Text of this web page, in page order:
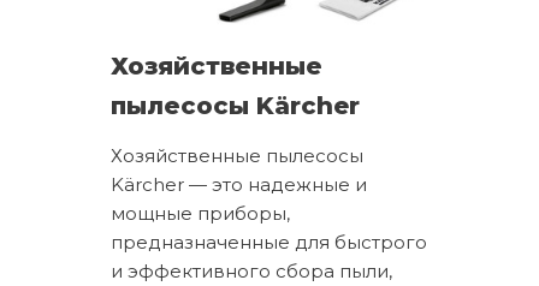
Хозяйственные
пылесосы Kärcher
Хозяйственные пылесосы
Kärcher — это надежные и
мощные приборы,
предназначенные для быстрого
и эффективного сбора пыли,